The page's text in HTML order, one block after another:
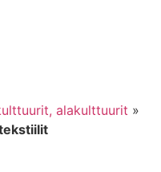
alakulttuurit »